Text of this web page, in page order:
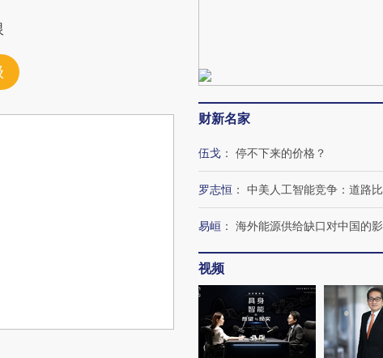
财新名家
伍戈 ： 停不下来的价格？
罗志恒 ： 中美人工智能竞争：道路
易峘 ： 海外能源供给缺口对中国的
视频